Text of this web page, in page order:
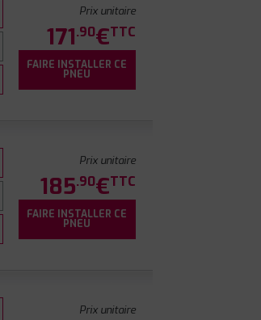
Prix unitaire
171.90€TTC
FAIRE INSTALLER CE
PNEU
Prix unitaire
185.90€TTC
FAIRE INSTALLER CE
PNEU
Prix unitaire